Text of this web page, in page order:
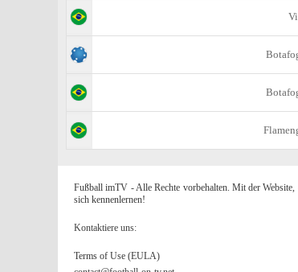
Fußball imTV - Alle Rechte vorbehalten. Mit der
sich kennenlernen!
Kontaktiere uns:
Terms of Use (EULA)